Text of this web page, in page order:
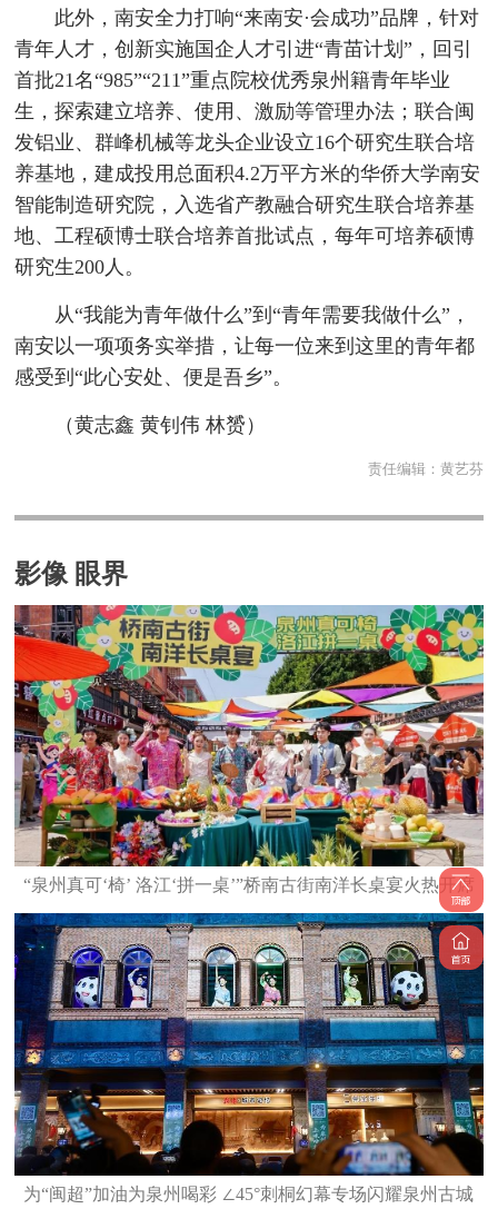
此外，南安全力打响“来南安·会成功”品牌，针对
青年人才，创新实施国企人才引进“青苗计划”，回引
首批21名“985”“211”重点院校优秀泉州籍青年毕业
生，探索建立培养、使用、激励等管理办法；联合闽
发铝业、群峰机械等龙头企业设立16个研究生联合培
养基地，建成投用总面积4.2万平方米的华侨大学南安
智能制造研究院，入选省产教融合研究生联合培养基
地、工程硕博士联合培养首批试点，每年可培养硕博
研究生200人。
从“我能为青年做什么”到“青年需要我做什么”，
南安以一项项务实举措，让每一位来到这里的青年都
感受到“此心安处、便是吾乡”。
（黄志鑫 黄钊伟 林赟）
责任编辑： 黄艺芬
影像 眼界
“泉州真可‘椅’ 洛江‘拼一桌’”桥南古街南洋长桌宴火热开席
为“闽超”加油为泉州喝彩 ∠45°刺桐幻幕专场闪耀泉州古城